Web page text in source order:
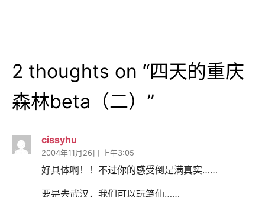
2 thoughts on “四天的重庆
森林beta（二） ”
cissyhu
2004年11月26日 上午3:05
好具体啊！！不过你的感受倒是满真实……
要是去武汉，我们可以玩笔仙……